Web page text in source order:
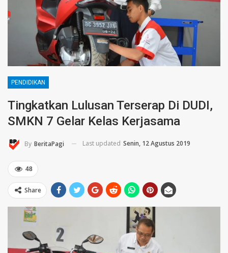
PENDIDIKAN
Tingkatkan Lulusan Terserap Di DUDI,
SMKN 7 Gelar Kelas Kerjasama
By BeritaPagi Last updated Senin, 12 Agustus 2019
48
Share